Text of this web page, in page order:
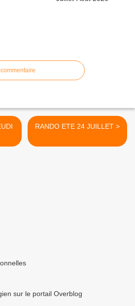
RANDO ETE 24 JUILLET >
sur le portail Overblog